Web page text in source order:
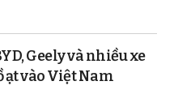
Geely và nhiều xe
ạt vào Việt Nam